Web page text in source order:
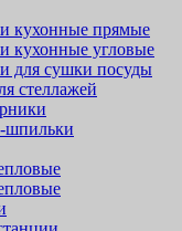
кухонные прямые
кухонные угловые
для сушки посуды
стеллажей
шпильки